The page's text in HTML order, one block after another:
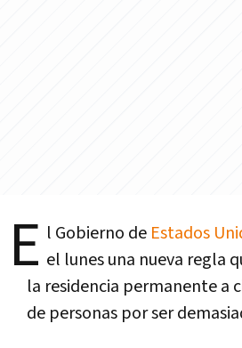
E l Gobierno de Estados
el lunes una nueva regla
la residencia permanente a
de personas por ser